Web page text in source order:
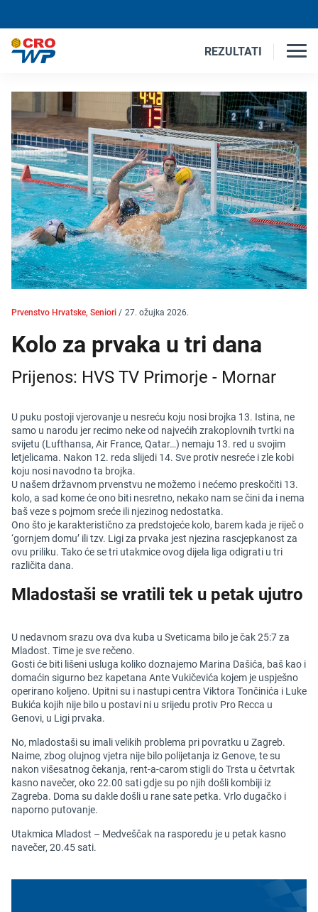
REZULTATI
Prvenstvo Hrvatske, Seniori / 27. ožujka 2026.
Kolo za prvaka u tri dana
Prijenos: HVS TV Primorje - Mornar
U puku postoji vjerovanje u nesreću koju nosi brojka 13. Istina, ne
samo u narodu jer recimo neke od najvećih zrakoplovnih tvrtki na
svijetu (Lufthansa, Air France, Qatar…) nemaju 13. red u svojim
letjelicama. Nakon 12. reda slijedi 14. Sve protiv nesreće i zle kobi
koju nosi navodno ta brojka.
U našem državnom prvenstvu ne možemo i nećemo preskočiti 13.
kolo, a sad kome će ono biti nesretno, nekako nam se čini da i nema
baš veze s pojmom sreće ili njezinog nedostatka.
Ono što je karakteristično za predstojeće kolo, barem kada je riječ o
‘gornjem domu’ ili tzv. Ligi za prvaka jest njezina rascjepkanost za
ovu priliku. Tako će se tri utakmice ovog dijela liga odigrati u tri
različita dana.
Mladostaši se vratili tek u petak ujutro
U nedavnom srazu ova dva kuba u Sveticama bilo je čak 25:7 za
Mladost. Time je sve rečeno.
Gosti će biti lišeni usluga koliko doznajemo Marina Dašića, baš kao i
domaćin sigurno bez kapetana Ante Vukičevića kojem je uspješno
operirano koljeno. Upitni su i nastupi centra Viktora Tončinića i Luke
Bukića kojih nije bilo u postavi ni u srijedu protiv Pro Recca u
Genovi, u Ligi prvaka.
No, mladostaši su imali velikih problema pri povratku u Zagreb.
Naime, zbog olujnog vjetra nije bilo polijetanja iz Genove, te su
nakon višesatnog čekanja, rent-a-carom stigli do Trsta u četvrtak
kasno navečer, oko 22.00 sati gdje su po njih došli kombiji iz
Zagreba. Doma su dakle došli u rane sate petka. Vrlo dugačko i
naporno putovanje.
Utakmica Mladost – Medveščak na rasporedu je u petak kasno
navečer, 20.45 sati.